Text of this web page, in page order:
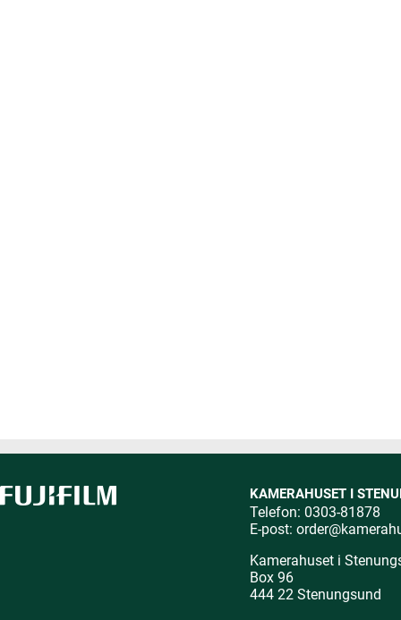
KAMERAHUSET I
Telefon: 0303-81878
E-post:
Kamerahuset i
Box 96
444 22 Stenungsund